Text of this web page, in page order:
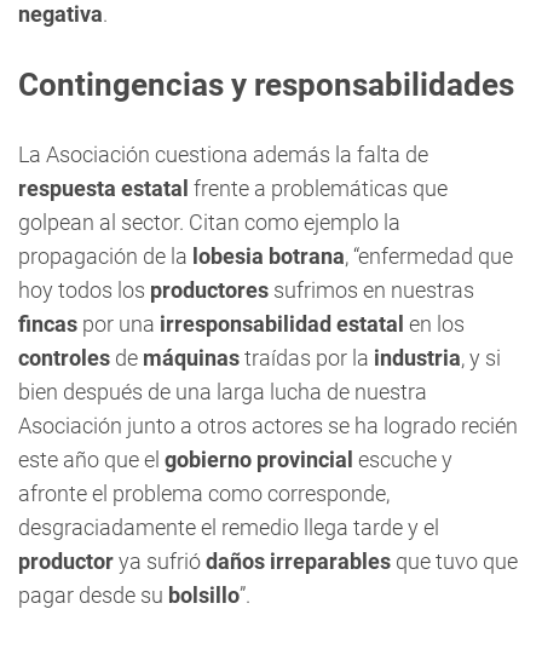
negativa.
Contingencias y responsabilidades
La Asociación cuestiona además la falta de
respuesta estatal frente a problemáticas que
golpean al sector. Citan como ejemplo la
propagación de la lobesia botrana, “enfermedad que
hoy todos los productores sufrimos en nuestras
fincas por una irresponsabilidad estatal en los
controles de máquinastraídas por la industria, y si
bien después de una larga lucha de nuestra
Asociación junto a otros actores se ha logrado recién
este año que el gobierno provincial escuche y
afronte el problema como corresponde,
desgraciadamente el remedio llega tarde y el
productorya sufriódaños irreparables que tuvo que
pagar desde su bolsillo”.